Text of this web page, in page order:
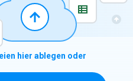
hier ablegen oder